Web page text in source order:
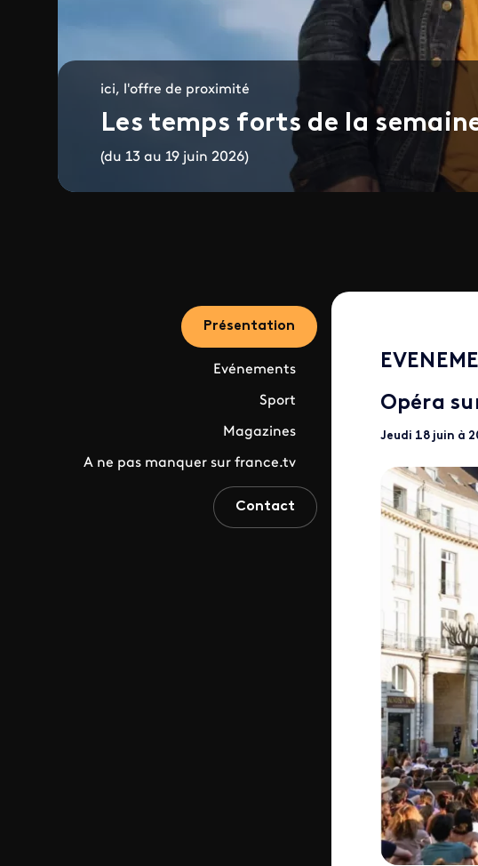
ici, l'offre de proximité
Les temps forts de la
(du 13 au 19 juin 2026)
Présentation
Evénements
Sport
Magazines
A ne pas manquer sur france.tv
Contact
Opéra
Jeudi 18 juin à